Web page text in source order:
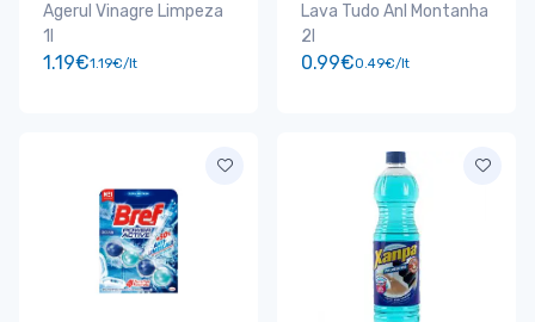
Agerul Vinagre Limpeza
1l
1.19€1.19€/lt
Lava Tudo Anl Montanha
2l
0.99€0.49€/lt